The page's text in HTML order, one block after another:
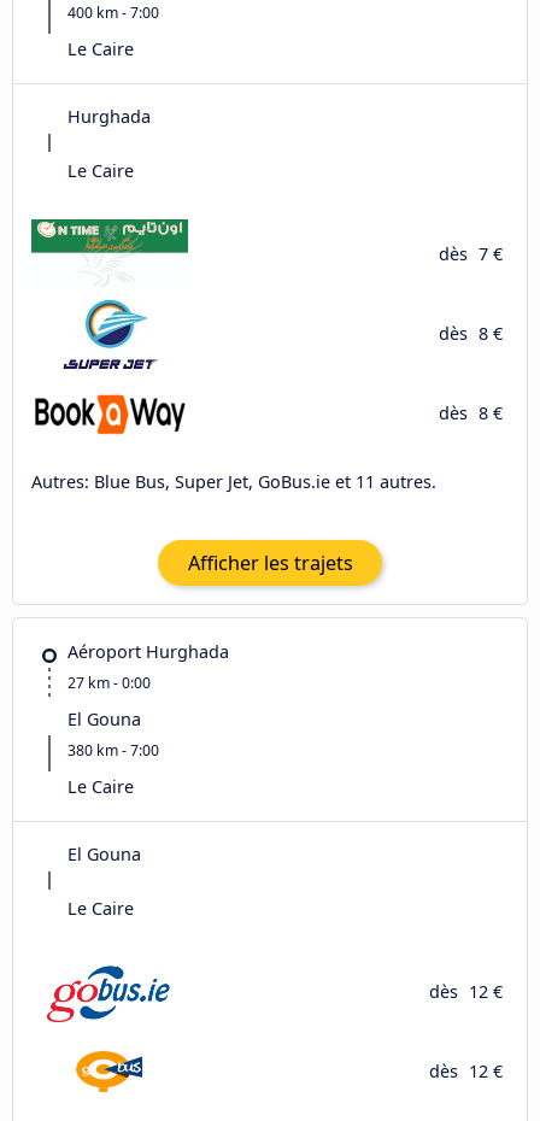
400 km - 7:00
Le Caire
Hurghada
Le Caire
dès 7 €
dès 8 €
dès 8 €
Autres: Blue Bus, Super Jet, GoBus.ie et 11 autres.
Afficher les trajets
Aéroport Hurghada
27 km - 0:00
El Gouna
380 km - 7:00
Le Caire
El Gouna
Le Caire
dès 12 €
dès 12 €